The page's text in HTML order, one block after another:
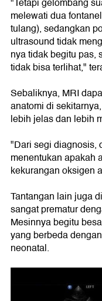
"Tetapi gelombang
melewati dua
tulang), sedangkan
ultrasound tidak
nya tidak begitu pas,
tidak bisa terlihat,"
Sebaliknya, MRI
anatomi di
lebih jelas dan lebih
"Dari segi diagnosis,
menentukan apakah
kekurangan oksigen
Tantangan lain juga
sangat prematur
Mesinnya begitu
yang berbeda
neonatal.